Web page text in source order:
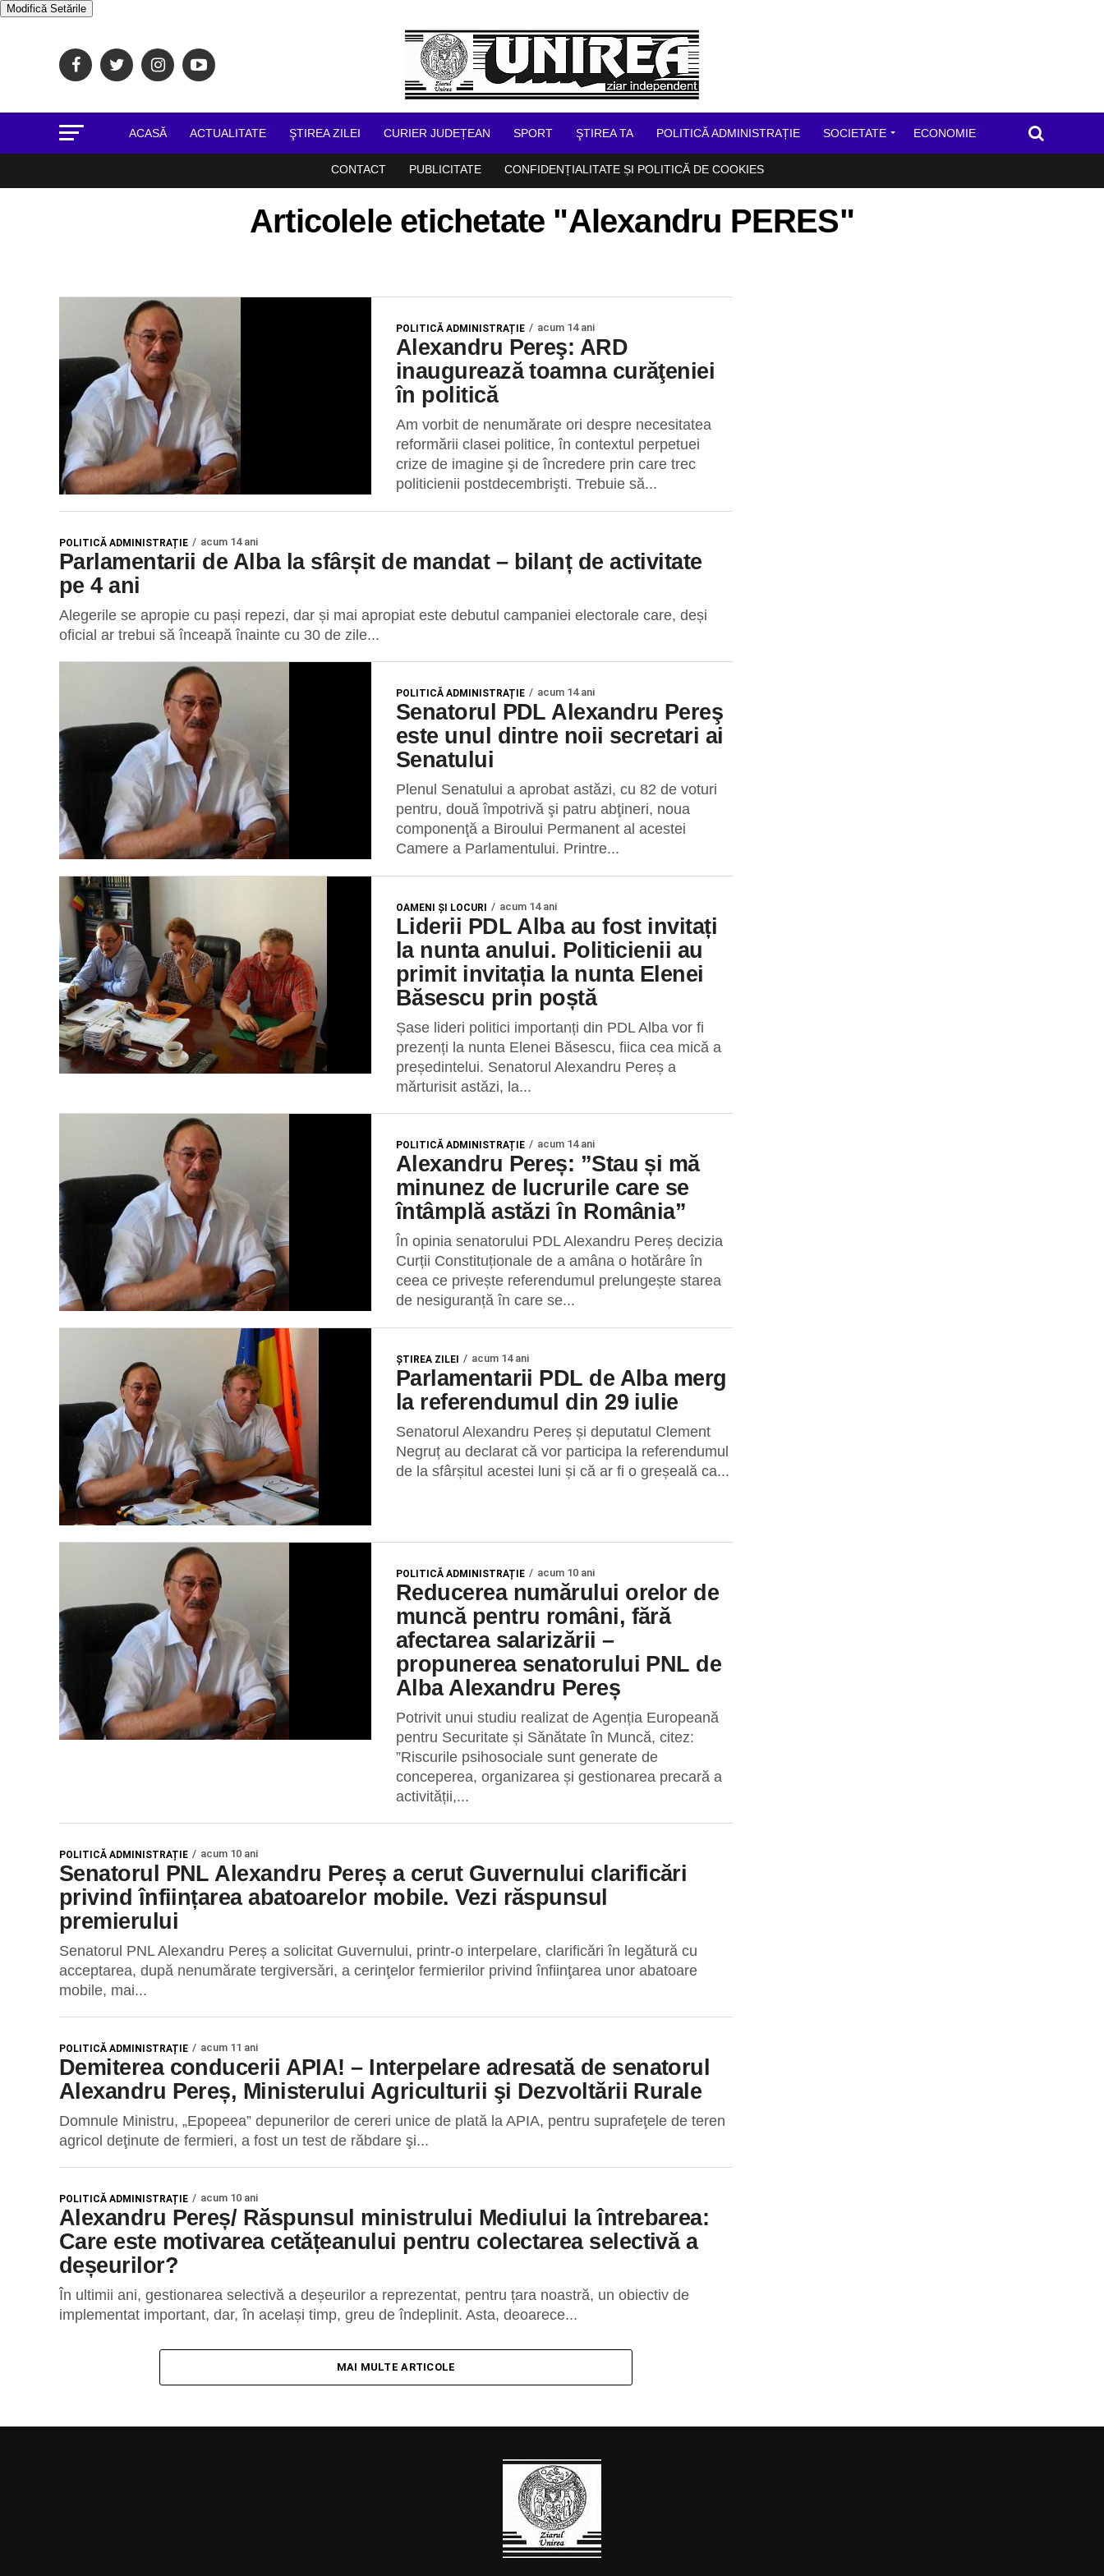
Modifică Setările
ACASĂ ACTUALITATE ŞTIREA ZILEI CURIER JUDEȚEAN SPORT ŞTIREA TA POLITICĂ ADMINISTRAȚIE SOCIETATE ECONOMIE
CONTACT PUBLICITATE CONFIDENȚIALITATE ȘI POLITICĂ DE COOKIES
Articolele etichetate "Alexandru PERES"
POLITICĂ ADMINISTRAȚIE acum 14 ani
Alexandru Pereş: ARD
inaugurează toamna curăţeniei
în politică
Am vorbit de nenumărate ori despre necesitatea
reformării clasei politice, în contextul perpetuei
crize de imagine şi de încredere prin care trec
politicienii postdecembrişti. Trebuie să...
POLITICĂ ADMINISTRAȚIE acum 14 ani
Parlamentarii de Alba la sfârșit de mandat – bilanț de activitate
pe 4 ani
Alegerile se apropie cu pași repezi, dar și mai apropiat este debutul campaniei electorale care, deși
oficial ar trebui să înceapă înainte cu 30 de zile...
POLITICĂ ADMINISTRAȚIE acum 14 ani
Senatorul PDL Alexandru Pereş
este unul dintre noii secretari ai
Senatului
Plenul Senatului a aprobat astăzi, cu 82 de voturi
pentru, două împotrivă şi patru abţineri, noua
componenţă a Biroului Permanent al acestei
Camere a Parlamentului. Printre...
OAMENI ŞI LOCURI acum 14 ani
Liderii PDL Alba au fost invitați
la nunta anului. Politicienii au
primit invitația la nunta Elenei
Băsescu prin poștă
Șase lideri politici importanți din PDL Alba vor fi
prezenți la nunta Elenei Băsescu, fiica cea mică a
președintelui. Senatorul Alexandru Pereș a
mărturisit astăzi, la...
POLITICĂ ADMINISTRAȚIE acum 14 ani
Alexandru Pereș: ”Stau și mă
minunez de lucrurile care se
întâmplă astăzi în România”
În opinia senatorului PDL Alexandru Pereș decizia
Curții Constituționale de a amâna o hotărâre în
ceea ce privește referendumul prelungește starea
de nesiguranță în care se...
ŞTIREA ZILEI acum 14 ani
Parlamentarii PDL de Alba merg
la referendumul din 29 iulie
Senatorul Alexandru Pereș și deputatul Clement
Negruț au declarat că vor participa la referendumul
de la sfârșitul acestei luni și că ar fi o greșeală ca...
POLITICĂ ADMINISTRAȚIE acum 10 ani
Reducerea numărului orelor de
muncă pentru români, fără
afectarea salarizării –
propunerea senatorului PNL de
Alba Alexandru Pereș
Potrivit unui studiu realizat de Agenția Europeană
pentru Securitate și Sănătate în Muncă, citez:
”Riscurile psihosociale sunt generate de
conceperea, organizarea și gestionarea precară a
activității,...
POLITICĂ ADMINISTRAȚIE acum 10 ani
Senatorul PNL Alexandru Pereș a cerut Guvernului clarificări
privind înființarea abatoarelor mobile. Vezi răspunsul
premierului
Senatorul PNL Alexandru Pereș a solicitat Guvernului, printr-o interpelare, clarificări în legătură cu
acceptarea, după nenumărate tergiversări, a cerinţelor fermierilor privind înfiinţarea unor abatoare
mobile, mai...
POLITICĂ ADMINISTRAȚIE acum 11 ani
Demiterea conducerii APIA! – Interpelare adresată de senatorul
Alexandru Pereș, Ministerului Agriculturii şi Dezvoltării Rurale
Domnule Ministru, „Epopeea” depunerilor de cereri unice de plată la APIA, pentru suprafeţele de teren
agricol deţinute de fermieri, a fost un test de răbdare şi...
POLITICĂ ADMINISTRAȚIE acum 10 ani
Alexandru Pereș/ Răspunsul ministrului Mediului la întrebarea:
Care este motivarea cetățeanului pentru colectarea selectivă a
deșeurilor?
În ultimii ani, gestionarea selectivă a deșeurilor a reprezentat, pentru țara noastră, un obiectiv de
implementat important, dar, în același timp, greu de îndeplinit. Asta, deoarece...
MAI MULTE ARTICOLE